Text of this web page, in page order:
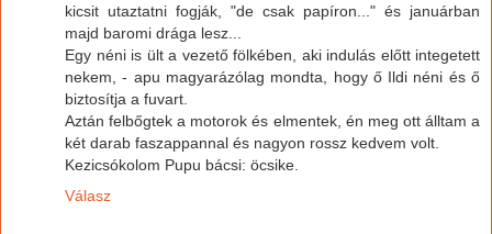
kicsit utaztatni fogják, "de csak papíron..." és januárban
majd baromi drága lesz...
Egy néni is ült a vezető fölkében, aki indulás előtt integetett
nekem, - apu magyarázólag mondta, hogy ő Ildi néni és ő
biztosítja a fuvart.
Aztán felbőgtek a motorok és elmentek, én meg ott álltam a
két darab faszappannal és nagyon rossz kedvem volt.
Kezicsókolom Pupu bácsi: öcsike.
Válasz